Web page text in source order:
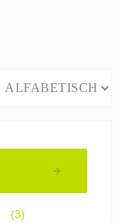
(3)